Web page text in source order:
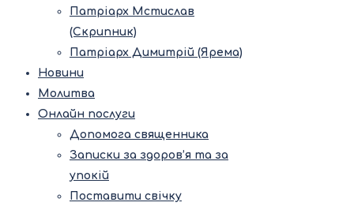
Патріарх Мстислав
(Скрипник)
Патріарх Димитрій (Ярема)
Новини
Молитва
Онлайн послуги
Допомога священника
Записки за здоров’я та за
упокій
Поставити свічку